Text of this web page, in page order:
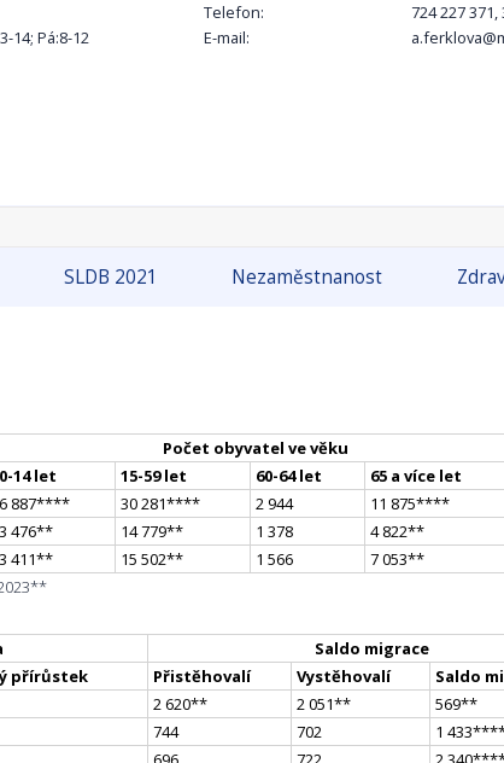
14; Pá:8-12
Telefon:
724 227 371,
E-mail:
SLDB 2021 Nezaměstnanost
Počet obyvatel ve věku
0-14 let 15-59 let 60-64 let
65 a více let
6 887**** 30 281**** 2 944 11 875****
3 476** 14 779** 1 378 4 822**
3 411** 15 502** 1 566 7 053**
Saldo migrace
přírůstek Přistěhovalí Vystěhovalí
Saldo
2 620** 2 051** 569**
744 702 1 433**